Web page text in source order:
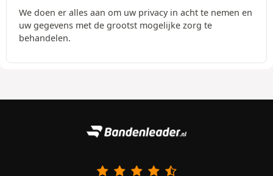
We doen er alles aan om uw privacy in acht te nemen en
uw gegevens met de grootst mogelijke zorg te
behandelen.